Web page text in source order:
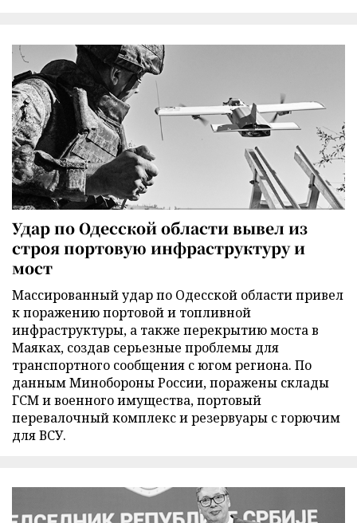
Удар по Одесской области вывел из
строя портовую инфраструктуру и
мост
Массированный удар по Одесской области привел
к поражению портовой и топливной
инфраструктуры, а также перекрытию моста в
Маяках, создав серьезные проблемы для
транспортного сообщения с югом региона. По
данным Минобороны России, поражены склады
ГСМ и военного имущества, портовый
перевалочный комплекс и резервуары с горючим
для ВСУ.